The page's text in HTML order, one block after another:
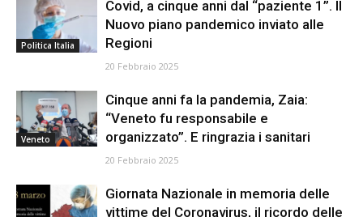
Politica Italia
Covid, a cinque anni dal “paziente 1”. Il
Nuovo piano pandemico inviato alle
Regioni
20 Febbraio 2025
Veneto
Cinque anni fa la pandemia, Zaia:
“Veneto fu responsabile e
organizzato”. E ringrazia i sanitari
20 Febbraio 2025
Giornata Nazionale in memoria delle
vittime del Coronavirus, il ricordo delle